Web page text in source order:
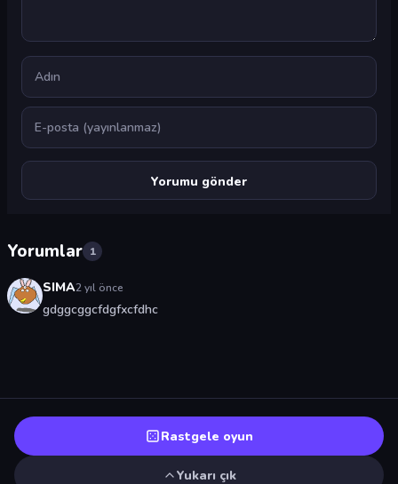
Ad
E-posta
Yorumlar 1
SIMA2 yıl önce
gdggcggcfdgfxcfdhc
Rastgele oyun
Yukarı çık